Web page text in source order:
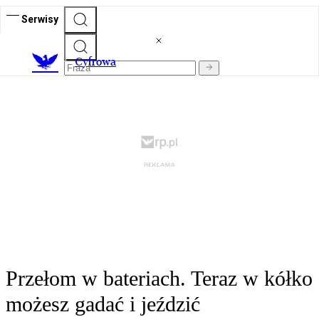
Serwisy
Cyfrowa
Przełom w bateriach. Teraz w kółko
możesz gadać i jeździć